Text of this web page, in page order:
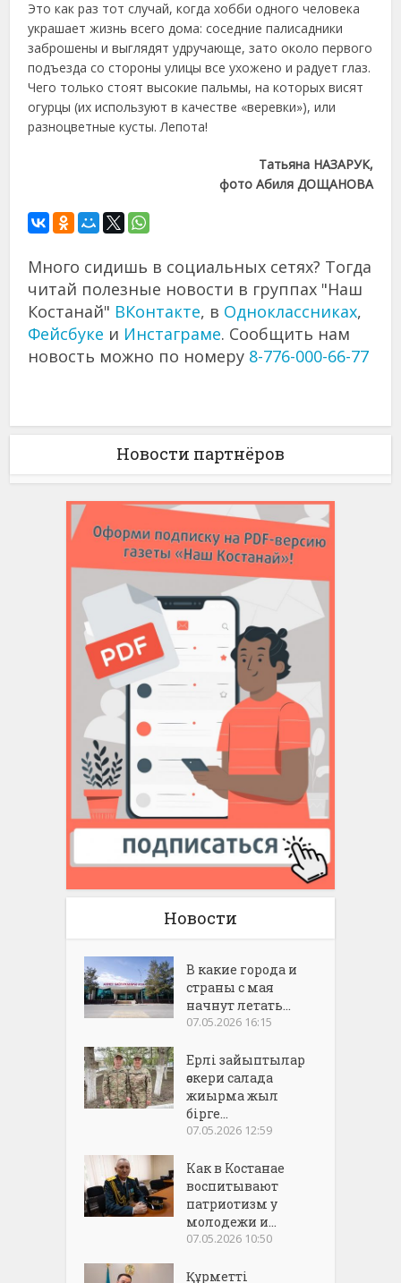
Это как раз тот случай, когда хобби одного человека
украшает жизнь всего дома: соседние палисадники
заброшены и выглядят удручающе, зато около первого
подъезда со стороны улицы все ухожено и радует глаз.
Чего только стоят высокие пальмы, на которых висят
огурцы (их используют в качестве «веревки»), или
разноцветные кусты. Лепота!
Татьяна НАЗАРУК,
фото Абиля ДОЩАНОВА
Много сидишь в социальных сетях? Тогда
читай полезные новости в группах "Наш
Костанай" ВКонтакте, в Одноклассниках,
Фейсбуке и Инстаграме. Сообщить нам
новость можно по номеру 8-776-000-66-77
Новости партнёров
Новости
В какие города и
страны с мая
начнут летать...
07.05.2026 16:15
Ерлі зайыптылар
әскери салада
жиырма жыл
бірге...
07.05.2026 12:59
Как в Костанае
воспитывают
патриотизм у
молодежи и...
07.05.2026 10:50
Құрметті